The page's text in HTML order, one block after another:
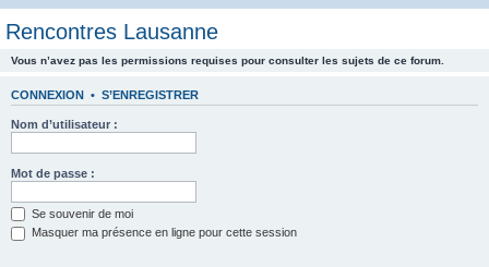
Rencontres Lausanne
Vous n’avez pas les permissions requises pour consulter les sujets de ce forum.
CONNEXION • S’ENREGISTRER
Nom d’utilisateur :
Mot de passe :
Se souvenir de moi
Masquer ma présence en ligne pour cette session